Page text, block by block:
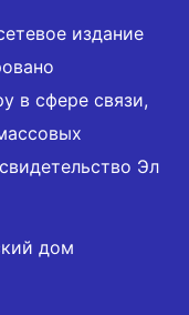
издание
в сфере связи,
Эл
дом